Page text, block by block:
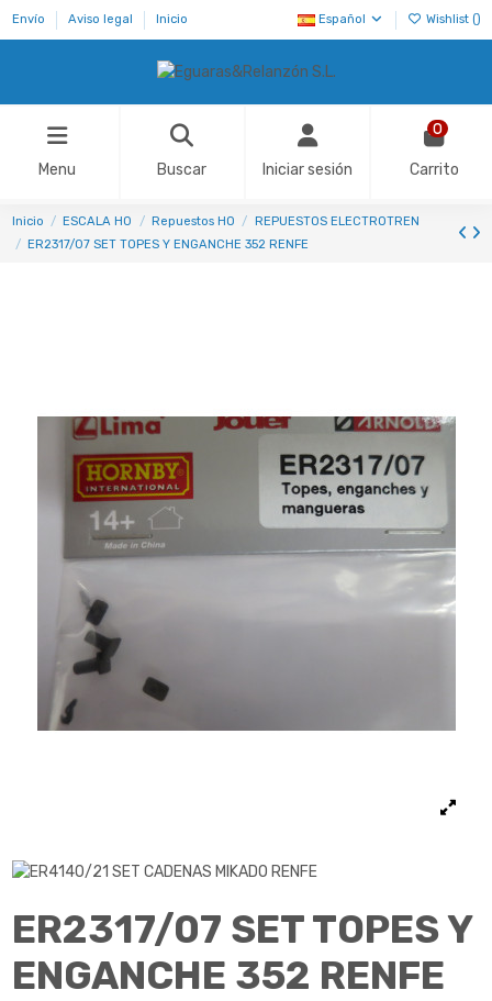
Envío Aviso legal Inicio Español Wishlist ()
Menu Buscar Iniciar sesión
0
Carrito
Inicio ESCALA H0 Repuestos HO
REPUESTOS ELECTROTREN
ER2317/07 SET TOPES Y ENGANCHE 352 RENFE
ER2317/07 SET TOPES Y
ENGANCHE 352 RENFE